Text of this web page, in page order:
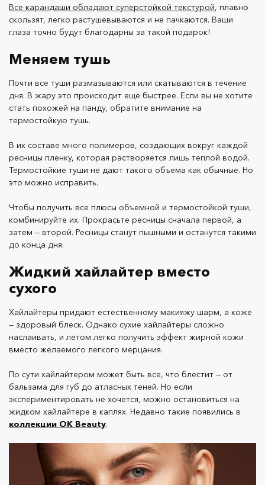
а коже — здоровый блеск. Однако сухие хайлайтеры
сложно наслаивать, и летом легко получить эффект
жирной кожи вместо желаемого легкого мерцания.
По сути хайлайтером может быть все, что блестит —
от бальзама для губ до атласных теней. Но если
экспериментировать не хочется, можно остановиться
на жидком хайлайтере в каплях. Недавно такие
появились в
Преимущество жидкого хайлайтера перед сухим —
простота и многофункциональность. Мерцающие
капли легко распределить пальцами и наслоить до
желаемого эффекта. В коллекцию входит три
оттенка: серебристый, персиковый и золотистый для
разных цветотипов и предпочтений.
Лайфхак: чтобы добиться максимально
естественного сияния, добавьте маленькую каплю
хайлайтера в тональное средство и увлажняющий
крем.
Уверены, что после этих советов вы сделаете
держаться до захода солнца. А все необходимые
продукты можно найти нанашем сайте.
Все карандаши обладают суперстойкой текстурой, плавно
скользят, легко растушевываются и не пачкаются. Ваши
глаза точно будут благодарны за такой подарок!
Меняем тушь
Почти все туши размазываются или скатываются в течение
дня. В жару это происходит еще быстрее. Если вы не хотите
стать похожей на панду, обратите внимание на
термостойкую тушь.
В их составе много полимеров, создающих вокруг каждой
ресницы пленку, которая растворяется лишь теплой водой.
Термостойкие туши не дают такого объема как обычные. Но
это можно исправить.
Чтобы получить все плюсы объемной и термостойкой туши,
комбинируйте их. Прокрасьте ресницы сначала первой, а
затем — второй. Ресницы станут пышными и останутся такими
до конца дня.
Жидкий хайлайтер вместо
сухого
Хайлайтеры придают естественному макияжу шарм, а коже
— здоровый блеск. Однако сухие хайлайтеры сложно
наслаивать, и летом легко получить эффект жирной кожи
вместо желаемого легкого мерцания.
По сути хайлайтером может быть все, что блестит — от
бальзама для губ до атласных теней. Но если
экспериментировать не хочется, можно остановиться на
жидком хайлайтере в каплях. Недавно такие появились в
коллекции OK Beauty.